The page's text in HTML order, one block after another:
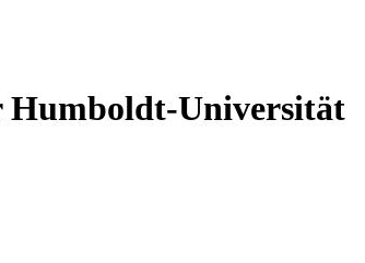
Humboldt-Universität